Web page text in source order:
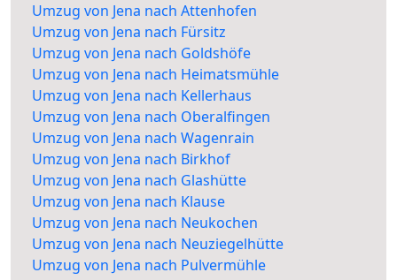
Umzug von Jena nach Attenhofen
Umzug von Jena nach Fürsitz
Umzug von Jena nach Goldshöfe
Umzug von Jena nach Heimatsmühle
Umzug von Jena nach Kellerhaus
Umzug von Jena nach Oberalfingen
Umzug von Jena nach Wagenrain
Umzug von Jena nach Birkhof
Umzug von Jena nach Glashütte
Umzug von Jena nach Klause
Umzug von Jena nach Neukochen
Umzug von Jena nach Neuziegelhütte
Umzug von Jena nach Pulvermühle